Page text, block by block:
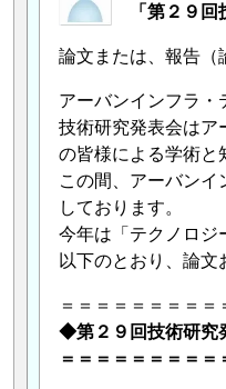
文
よ
び
プ
ロ
ジ
ェ
ク
技
「第２９
論文または、報告（
アーバンインフラ・
技術研究発表会はア
の皆様による学術と
この間、アーバン
しております。
今年は「テクノロジ
以下のとおり、論文
＝＝＝＝＝＝＝＝
◆第２９回技術研究
＝＝＝＝＝＝＝＝